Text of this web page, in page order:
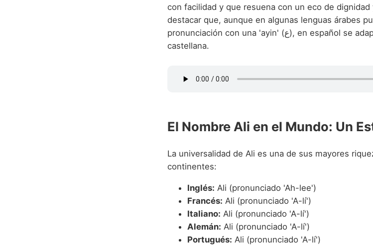
con facilidad y que resuena con un eco de
destacar que, aunque en algunas lenguas árabes
pronunciación con una 'ayin' (ع), en español se adapta de forma natural a la fonética
castellana.
El Nombre Ali en el Mundo: Un
La universalidad de Ali es una de sus mayores
continentes:
Inglés: Ali (pronunciado 'Ah-lee')
Francés: Ali (pronunciado 'A-lí')
Italiano: Ali (pronunciado 'A-lí')
Alemán: Ali (pronunciado 'A-lí')
Portugués: Ali (pronunciado 'A-lí')